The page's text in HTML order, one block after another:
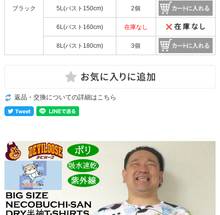
ブラック 5L(バスト150cm) 2個
6L(バスト160cm) 在庫なし
8L(バスト180cm) 3個
返品・交換についての詳細はこちら